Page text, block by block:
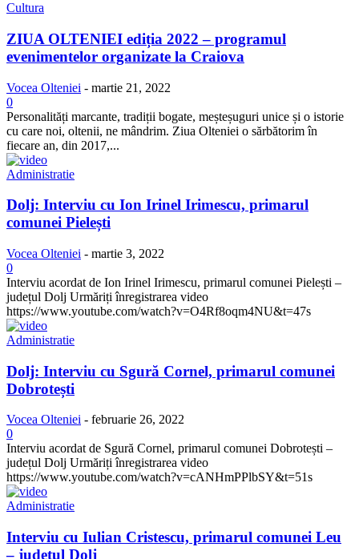
Cultura
ZIUA OLTENIEI ediția 2022 – programul
evenimentelor organizate la Craiova
Vocea Olteniei - martie 21, 2022
0
Personalități marcante, tradiții bogate, meșteșuguri unice și o istorie
cu care noi, oltenii, ne mândrim. Ziua Olteniei o sărbătorim în
fiecare an, din 2017,...
Administratie
Dolj: Interviu cu Ion Irinel Irimescu, primarul
comunei Pielești
Vocea Olteniei - martie 3, 2022
0
Interviu acordat de Ion Irinel Irimescu, primarul comunei Pielești –
județul Dolj Urmăriți înregistrarea video
https://www.youtube.com/watch?v=O4Rf8oqm4NU&t=47s
Administratie
Dolj: Interviu cu Sgură Cornel, primarul comunei
Dobrotești
Vocea Olteniei - februarie 26, 2022
0
Interviu acordat de Sgură Cornel, primarul comunei Dobrotești –
județul Dolj Urmăriți înregistrarea video
https://www.youtube.com/watch?v=cANHmPPlbSY&t=51s
Administratie
Interviu cu Iulian Cristescu, primarul comunei Leu
– județul Dolj